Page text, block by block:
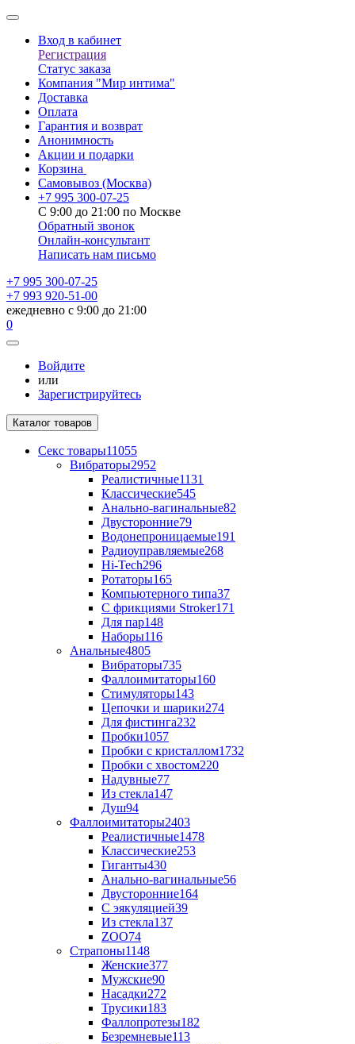
Вход в кабинет
Регистрация
Статус заказа
Компания "Мир интима"
Доставка
Оплата
Гарантия и возврат
Анонимность
Акции и подарки
Корзина
Самовывоз (Москва)
+7 995 300-07-25
С 9:00 до 21:00 по Москве
Обратный звонок
Онлайн-консультант
Написать нам письмо
+7 995 300-07-25
+7 993 920-51-00
ежедневно с 9:00 до 21:00
0
Войдите
или
Зарегистрируйтесь
Каталог товаров
Секс товары11055
Вибраторы2952
Реалистичные1131
Классические545
Анально-вагинальные82
Двусторонние79
Водонепроницаемые191
Радиоуправляемые268
Hi-Tech296
Ротаторы165
Компьютерного типа37
С фрикциями Stroker171
Для пар148
Наборы116
Анальные4805
Вибраторы735
Фаллоимитаторы160
Стимуляторы143
Цепочки и шарики274
Для фистинга232
Пробки1057
Пробки с кристаллом1732
Пробки с хвостом220
Надувные77
Из стекла147
Душ94
Фаллоимитаторы2403
Реалистичные1478
Классические253
Гиганты430
Анально-вагинальные56
Двусторонние164
С эякуляцией39
Из стекла137
ZOO74
Страпоны1148
Женские377
Мужские90
Насадки272
Трусики183
Фаллопротезы182
Безремневые113